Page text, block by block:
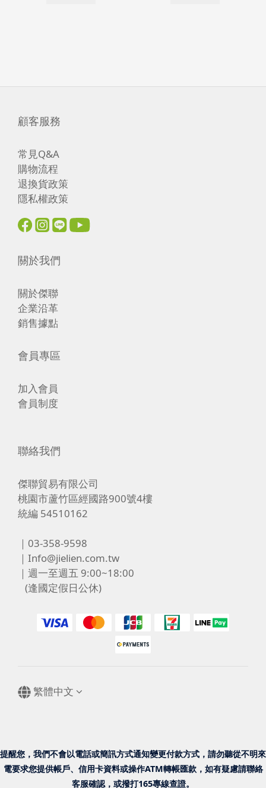
顧客服務
常見Q&A
購物流程
退換貨政策
隱私權政策
關於我們
關於傑聯
企業沿革
銷售據點
會員專區
加入會員
會員制度
聯絡我們
傑聯貿易有限公司
桃園市蘆竹區經國路900號4樓
統編 54510162
｜03-358-9598
｜Info@jielien.com.tw
｜週一至週五 9:00~18:00
(逢國定假日公休)
繁體中文
提醒您，我們不會以電話或簡訊方式通知變更付款方式，請勿聽從不明來
電要求您提供帳戶、信用卡資料或操作ATM轉帳匯款，如有疑慮請聯絡
客服確認，或撥打165專線查證。